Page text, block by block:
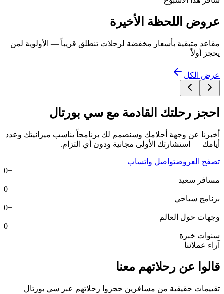
عروض اللحظة الأخيرة
مقاعد متبقية بأسعار مخفضة لرحلات تنطلق قريباً — الأولوية لمن
يحجز أولاً
عرض الكل
احجز رحلتك القادمة مع سي بورتال
أخبرنا عن وجهة أحلامك وسنصمم لك برنامجاً يناسب ميزانيتك وعدد
أيامك — استشارتك الأولى مجانية ودون أي التزام.
تصفح العروضتواصل واتساب
0+
مسافر سعيد
0+
برنامج سياحي
0+
وجهات حول العالم
0+
سنوات خبرة
آراء عملائنا
قالوا عن رحلاتهم معنا
تقييمات حقيقية من مسافرين حجزوا رحلاتهم عبر سي بورتال